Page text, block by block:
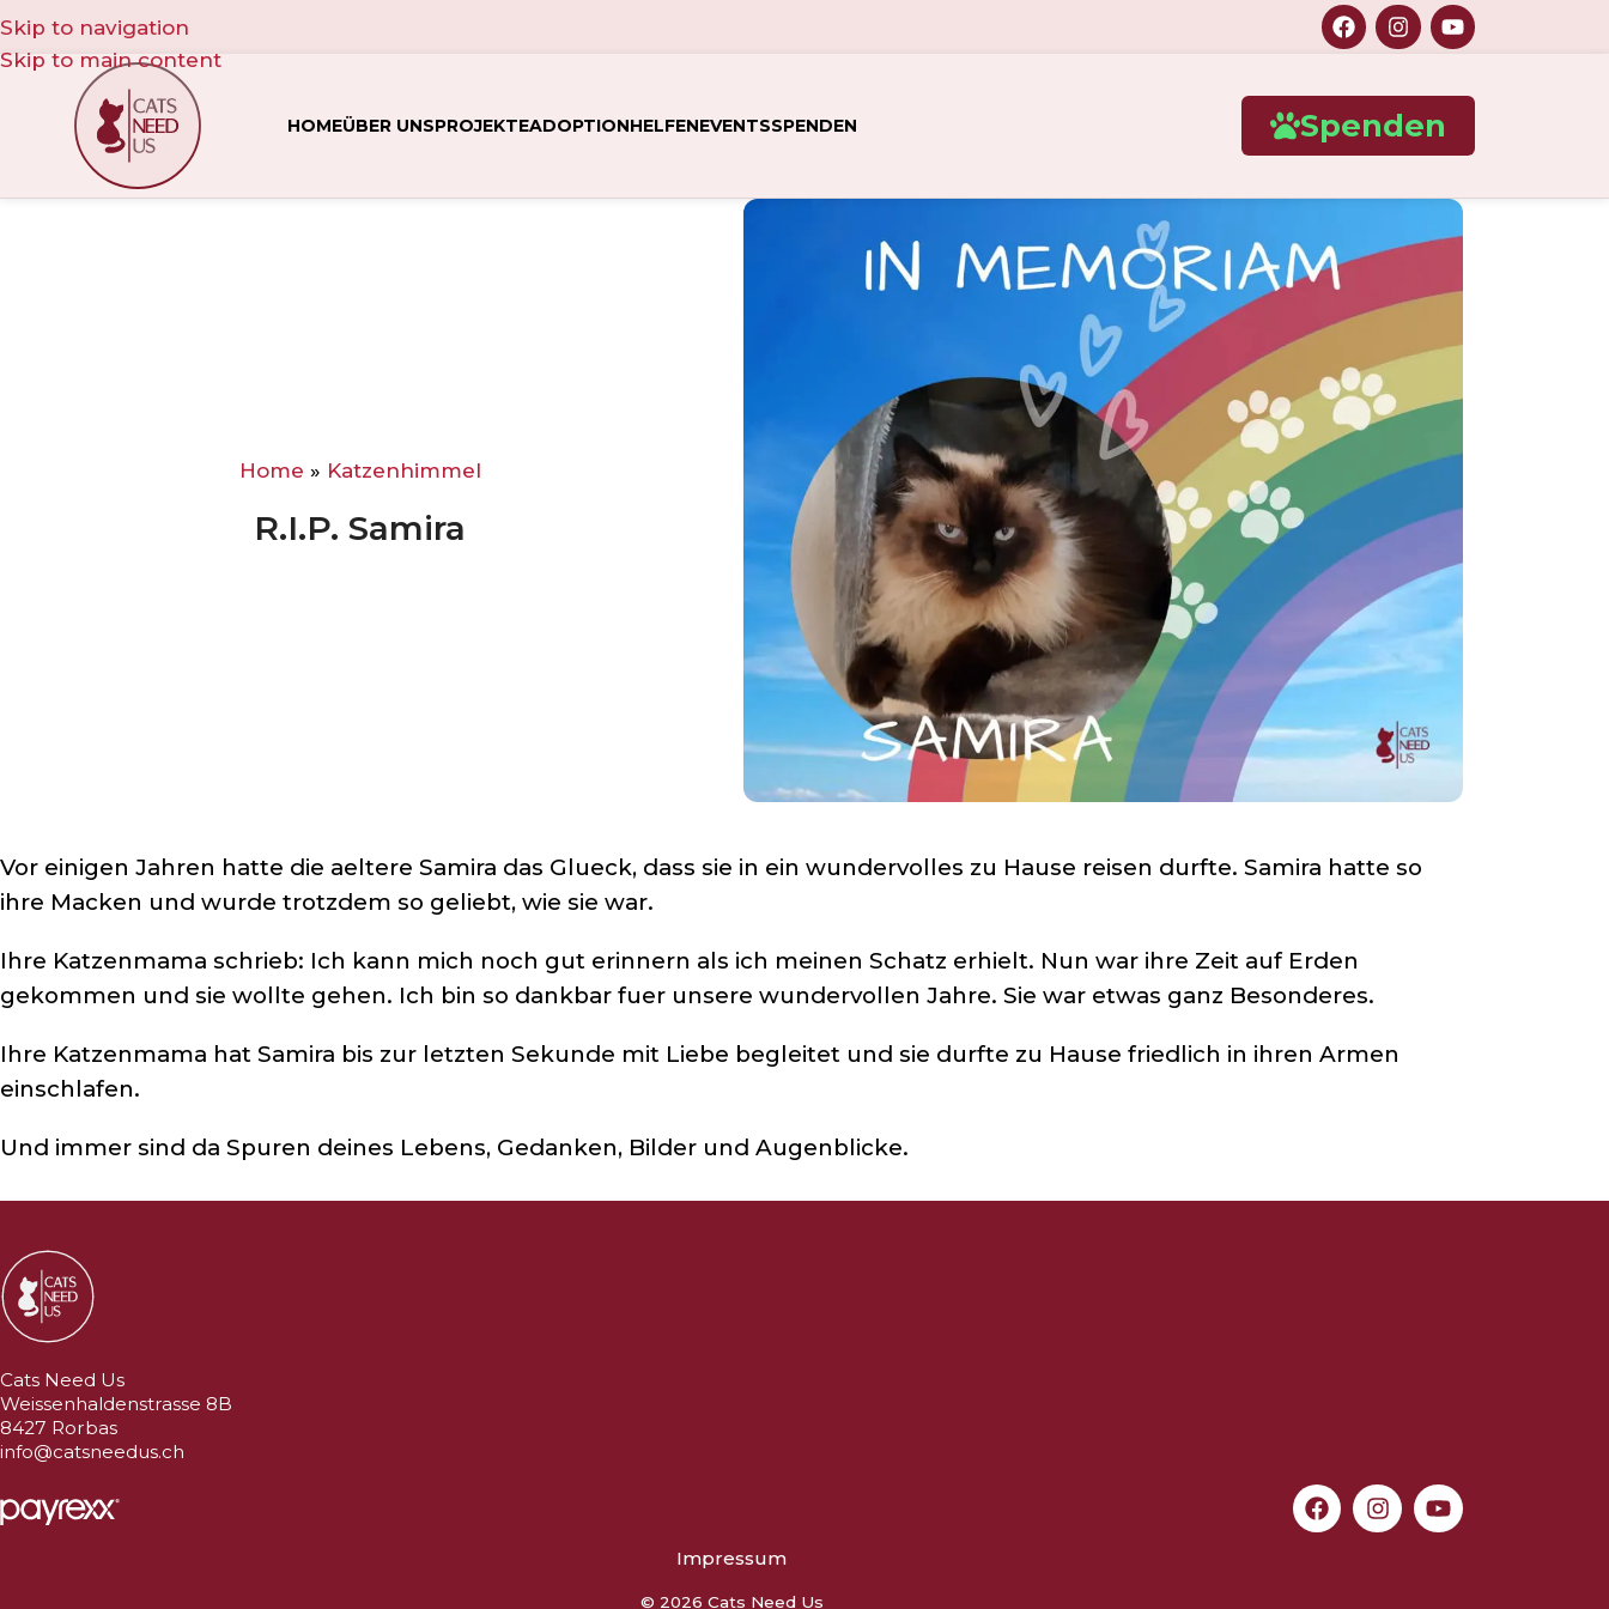
Skip to navigation
Skip to main content
HOMEÜBER UNSPROJEKTEADOPTIONHELFENEVENTSSPENDEN Spenden
Home » Katzenhimmel
R.I.P. Samira
Vor einigen Jahren hatte die aeltere Samira das Glueck, dass sie in ein wundervolles zu Hause reisen durfte. Samira hatte so
ihre Macken und wurde trotzdem so geliebt, wie sie war.
Ihre Katzenmama schrieb: Ich kann mich noch gut erinnern als ich meinen Schatz erhielt. Nun war ihre Zeit auf Erden
gekommen und sie wollte gehen. Ich bin so dankbar fuer unsere wundervollen Jahre. Sie war etwas ganz Besonderes.
Ihre Katzenmama hat Samira bis zur letzten Sekunde mit Liebe begleitet und sie durfte zu Hause friedlich in ihren Armen
einschlafen.
Und immer sind da Spuren deines Lebens, Gedanken, Bilder und Augenblicke.
Cats Need Us
Weissenhaldenstrasse 8B
8427 Rorbas
info@catsneedus.ch
Impressum
© 2026 Cats Need Us